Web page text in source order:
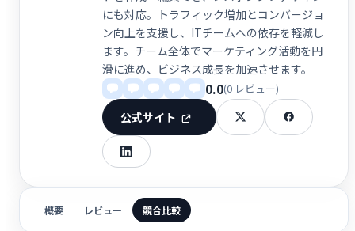
にも対応。トラフィック増加とコンバージョ
ン向上を支援し、ITチームへの依存を軽減し
ます。チーム全体でマーケティング活動を円
滑に進め、ビジネス成長を加速させます。
0.0(0 レビュー)
公式サイト
概要 レビュー 競合比較